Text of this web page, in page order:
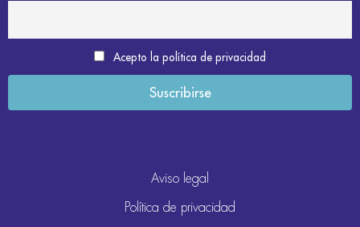
Acepto la política de privacidad
Aviso legal
Política de privacidad